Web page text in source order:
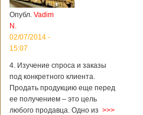
Опубл. Vadim
N.
02/07/2014 -
15:07
4. Изучение спроса и заказы
под конкретного клиента.
Продать продукцию еще перед
ее получением – это цель
любого продавца. Одно из >>>